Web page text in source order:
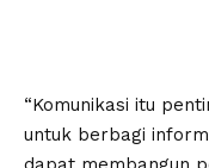
“Komunikasi itu
untuk berbagi